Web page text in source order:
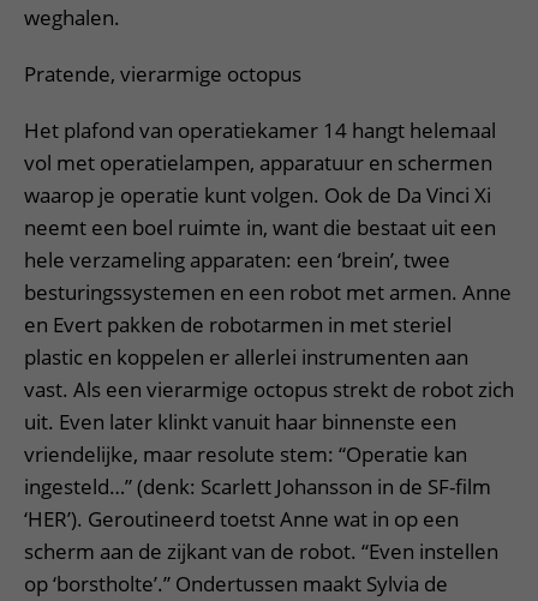
weghalen.
Pratende, vierarmige octopus
Het plafond van operatiekamer 14 hangt helemaal
vol met operatielampen, apparatuur en schermen
waarop je operatie kunt volgen. Ook de Da Vinci Xi
neemt een boel ruimte in, want die bestaat uit een
hele verzameling apparaten: een ‘brein’, twee
besturingssystemen en een robot met armen. Anne
en Evert pakken de robotarmen in met steriel
plastic en koppelen er allerlei instrumenten aan
vast. Als een vierarmige octopus strekt de robot zich
uit. Even later klinkt vanuit haar binnenste een
vriendelijke, maar resolute stem: “Operatie kan
ingesteld…” (denk: Scarlett Johansson in de SF-film
‘HER’). Geroutineerd toetst Anne wat in op een
scherm aan de zijkant van de robot. “Even instellen
op ‘borstholte’.” Ondertussen maakt Sylvia de